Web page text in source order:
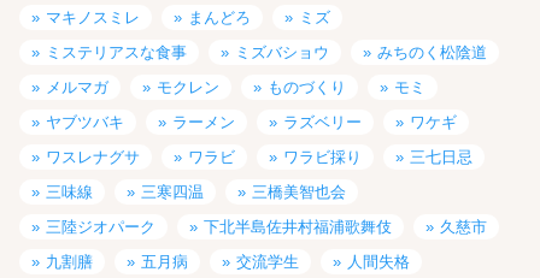
マキノスミレ
まんどろ
ミズ
ミステリアスな食事
ミズバショウ
みちのく松陰道
メルマガ
モクレン ものづくり
モミ
ヤブツバキ
ラーメン ラズベリー
ワケギ
ワスレナグサ
ワラビ ワラビ採り
三七日忌
三味線
三寒四温
三橋美智也会
三陸ジオパーク
下北半島佐井村福浦歌舞伎
久慈市
九割膳
五月病 交流学生
人間失格